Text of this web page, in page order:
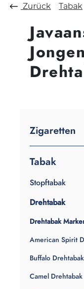
Zurück Tabak
Zigaretten
Tabak
Stopftabak
Drehtabak
Drehtabak
American Spirit
Buffalo Drehtabak
Camel Drehtabak